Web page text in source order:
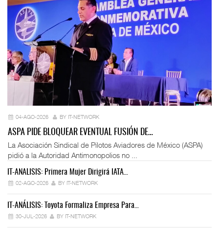
04-AGO-2026 BY IT-NETWORK
ASPA PIDE BLOQUEAR EVENTUAL FUSIÓN DE…
La Asociación Sindical de Pilotos Aviadores de México (ASPA)
pidió a la Autoridad Antimonopolios no ...
IT-ANÁLISIS: Primera Mujer Dirigirá IATA…
02-AGO-2026 BY IT-NETWORK
IT-ANÁLISIS: Toyota Formaliza Empresa Para…
30-JUL-2026 BY IT-NETWORK